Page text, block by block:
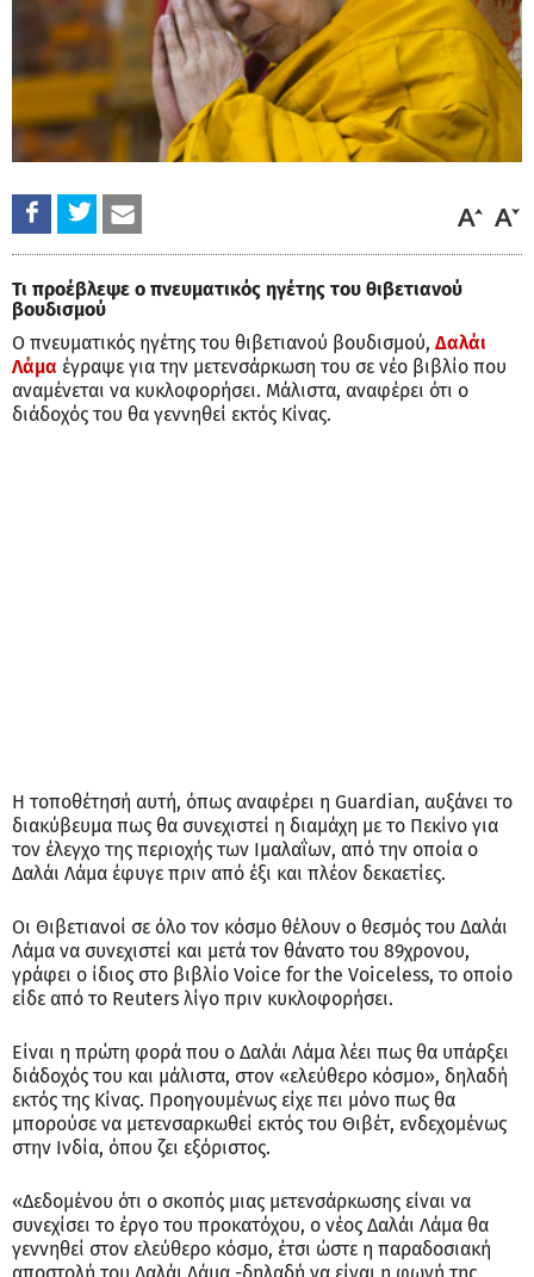
Τι προέβλεψε ο πνευματικός ηγέτης του θιβετιανού
βουδισμού
Ο πνευματικός ηγέτης του θιβετιανού βουδισμού, Δαλάι
Λάμα έγραψε για την μετενσάρκωση του σε νέο βιβλίο που
αναμένεται να κυκλοφορήσει. Μάλιστα, αναφέρει ότι ο
διάδοχός του θα γεννηθεί εκτός Κίνας.
Η τοποθέτησή αυτή, όπως αναφέρει η Guardian, αυξάνει το
διακύβευμα πως θα συνεχιστεί η διαμάχη με το Πεκίνο για
τον έλεγχο της περιοχής των Ιμαλαΐων, από την οποία ο
Δαλάι Λάμα έφυγε πριν από έξι και πλέον δεκαετίες.
Οι Θιβετιανοί σε όλο τον κόσμο θέλουν ο θεσμός του Δαλάι
Λάμα να συνεχιστεί και μετά τον θάνατο του 89χρονου,
γράφει ο ίδιος στο βιβλίο Voice for the Voiceless, το οποίο
είδε από το Reuters λίγο πριν κυκλοφορήσει.
Είναι η πρώτη φορά που ο Δαλάι Λάμα λέει πως θα υπάρξει
διάδοχός του και μάλιστα, στον «ελεύθερο κόσμο», δηλαδή
εκτός της Κίνας. Προηγουμένως είχε πει μόνο πως θα
μπορούσε να μετενσαρκωθεί εκτός του Θιβέτ, ενδεχομένως
στην Ινδία, όπου ζει εξόριστος.
«Δεδομένου ότι ο σκοπός μιας μετενσάρκωσης είναι να
συνεχίσει το έργο του προκατόχου, ο νέος Δαλάι Λάμα θα
γεννηθεί στον ελεύθερο κόσμο, έτσι ώστε η παραδοσιακή